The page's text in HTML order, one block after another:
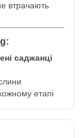
втрачають
саджанці
етапі